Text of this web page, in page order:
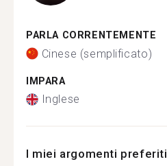
PARLA CORRENTEMENTE
Cinese (semplificato)
IMPARA
Inglese
I miei argomenti preferiti